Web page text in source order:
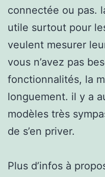
connectée ou pas.
utile surtout pour
veulent mesurer
vous n’avez pas
fonctionnalités, la
longuement. il y a
modèles très
de s’en priver.
Plus d’infos à